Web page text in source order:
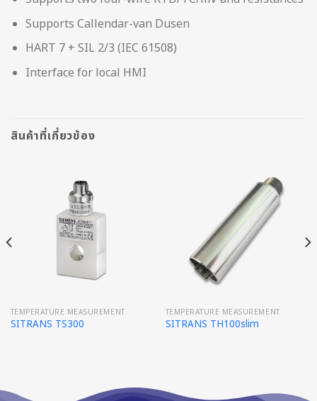
Supports Callendar-van Dusen
HART 7 + SIL 2/3 (IEC 61508)
Interface for local HMI
สินค้าที่เกี่ยวข้อง
TEMPERATURE MEASUREMENT
SITRANS TS300
TEMPERATURE MEASUREMENT
SITRANS TH100slim